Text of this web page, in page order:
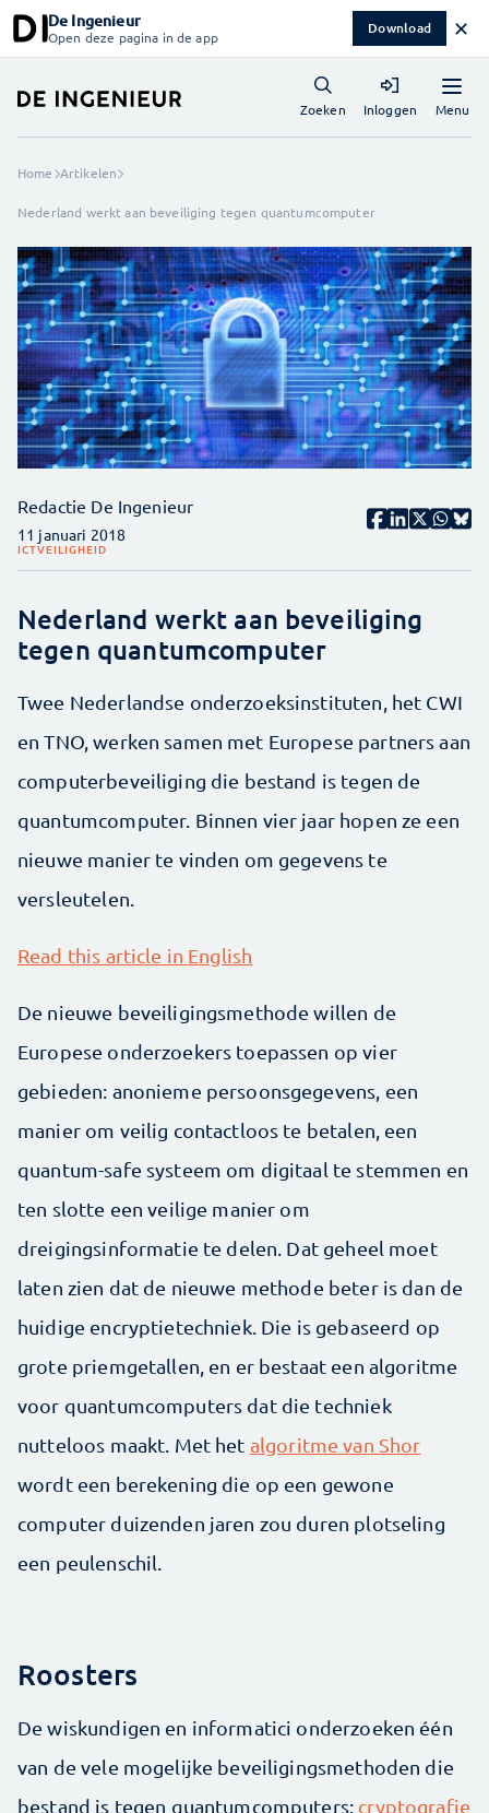
De Ingenieur
Open deze pagina in de app Download ✕
Menu
Zoeken Inloggen
Home Artikelen
Nederland werkt aan beveiliging tegen quantumcomputer
Redactie De Ingenieur
11 januari 2018
ICTVEILIGHEID
Nederland werkt aan beveiliging
tegen quantumcomputer
Twee Nederlandse onderzoeksinstituten, het CWI
en TNO, werken samen met Europese partners aan
computerbeveiliging die bestand is tegen de
quantumcomputer. Binnen vier jaar hopen ze een
nieuwe manier te vinden om gegevens te
versleutelen.
Read this article in English
De nieuwe beveiligingsmethode willen de
Europese onderzoekers toepassen op vier
gebieden: anonieme persoonsgegevens, een
manier om veilig contactloos te betalen, een
quantum-safe systeem om digitaal te stemmen en
ten slotte een veilige manier om
dreigingsinformatie te delen. Dat geheel moet
laten zien dat de nieuwe methode beter is dan de
huidige encryptietechniek. Die is gebaseerd op
grote priemgetallen, en er bestaat een algoritme
voor quantumcomputers dat die techniek
nutteloos maakt. Met het algoritme van Shor
wordt een berekening die op een gewone
computer duizenden jaren zou duren plotseling
een peulenschil.
Roosters
De wiskundigen en informatici onderzoeken één
van de vele mogelijke beveiligingsmethoden die
bestand is tegen quantumcomputers: cryptografie